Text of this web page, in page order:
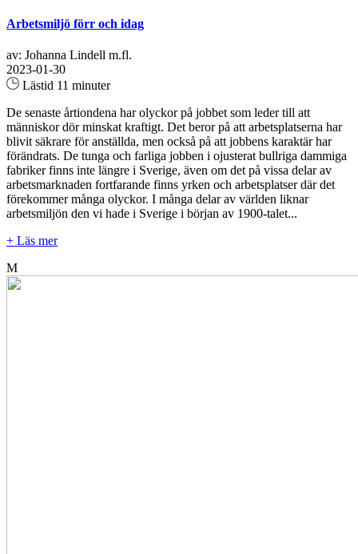
Arbetsmiljö förr och idag
av: Johanna Lindell m.fl.
2023-01-30
Lästid 11 minuter
De senaste årtiondena har olyckor på jobbet som leder till att
människor dör minskat kraftigt. Det beror på att arbetsplatserna har
blivit säkrare för anställda, men också på att jobbens karaktär har
förändrats. De tunga och farliga jobben i ojusterat bullriga dammiga
fabriker finns inte längre i Sverige, även om det på vissa delar av
arbetsmarknaden fortfarande finns yrken och arbetsplatser där det
förekommer många olyckor. I många delar av världen liknar
arbetsmiljön den vi hade i Sverige i början av 1900-talet...
+ Läs mer
M